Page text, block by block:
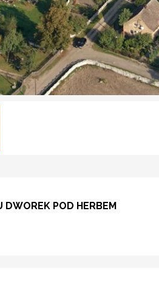
DWOREK POD HERBEM